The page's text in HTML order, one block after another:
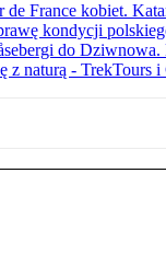
France kobiet.
kondycji
do Dziwnowa.
z naturą -